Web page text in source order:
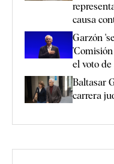
causa
Garzón
el voto
Baltasar
carrera